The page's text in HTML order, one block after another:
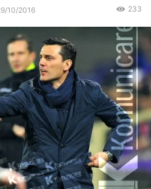
10/2016 233